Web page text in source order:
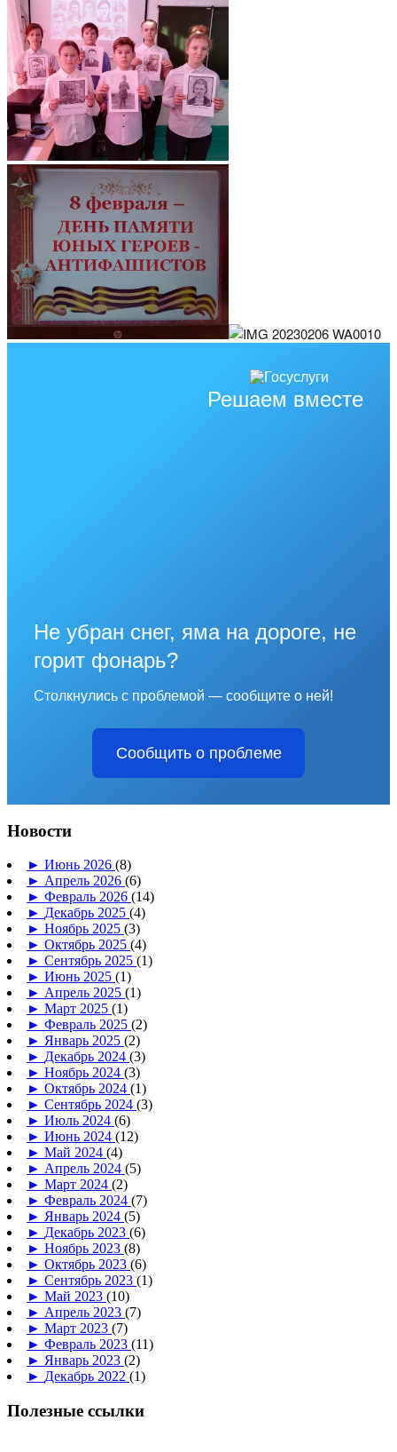
Решаем вместе
Не убран снег, яма на дороге, не
горит фонарь?
Столкнулись с проблемой — сообщите о ней!
Сообщить о проблеме
Новости
► Июнь 2026 (8)
► Апрель 2026 (6)
► Февраль 2026 (14)
► Декабрь 2025 (4)
► Ноябрь 2025 (3)
► Октябрь 2025 (4)
► Сентябрь 2025 (1)
► Июнь 2025 (1)
► Апрель 2025 (1)
► Март 2025 (1)
► Февраль 2025 (2)
► Январь 2025 (2)
► Декабрь 2024 (3)
► Ноябрь 2024 (3)
► Октябрь 2024 (1)
► Сентябрь 2024 (3)
► Июль 2024 (6)
► Июнь 2024 (12)
► Май 2024 (4)
► Апрель 2024 (5)
► Март 2024 (2)
► Февраль 2024 (7)
► Январь 2024 (5)
► Декабрь 2023 (6)
► Ноябрь 2023 (8)
► Октябрь 2023 (6)
► Сентябрь 2023 (1)
► Май 2023 (10)
► Апрель 2023 (7)
► Март 2023 (7)
► Февраль 2023 (11)
► Январь 2023 (2)
► Декабрь 2022 (1)
Полезные ссылки